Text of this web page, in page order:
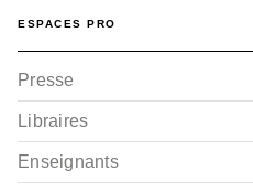
ESPACES PRO
Presse
Libraires
Enseignants